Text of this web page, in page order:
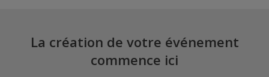
La création de votre événement
commence ici